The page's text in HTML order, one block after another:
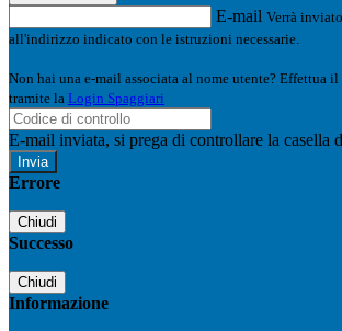
E-mail Verrà
all'indirizzo indicato con le istruzioni necessarie.
Non hai una e-mail associata al nome utente? Effettua il
tramite la Login Spaggiari
E-mail inviata, si prega di controllare la casella
Errore
Chiudi
Successo
Chiudi
Informazione